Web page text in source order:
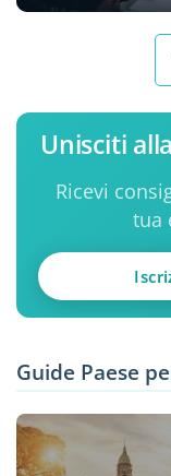
Unisciti
Ricevi
tua
Guide Paese